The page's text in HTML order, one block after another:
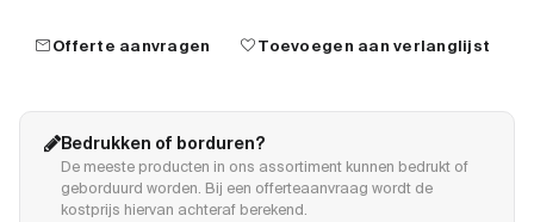
mailOfferte aanvragen favoriteToevoegen aan verlanglijst
Bedrukken of borduren?
De meeste producten in ons assortiment kunnen bedrukt of
geborduurd worden. Bij een offerteaanvraag wordt de
kostprijs hiervan achteraf berekend.